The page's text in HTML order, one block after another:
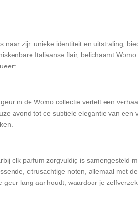
naar zijn unieke identiteit en uitstraling,
Italiaanse flair, belichaamt
in de Womo collectie vertelt een
avond tot de subtiele elegantie van een
elk parfum zorgvuldig is samengesteld
citrusachtige noten, allemaal met
lang aanhoudt, waardoor je